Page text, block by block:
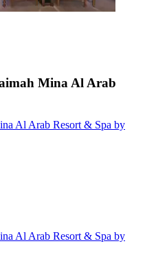
Mina Al Arab
Al Arab Resort & Spa by
Al Arab Resort & Spa by